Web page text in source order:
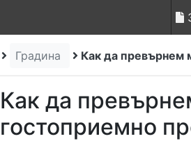
Градина Как да превърнем
Как да
гостоприемно